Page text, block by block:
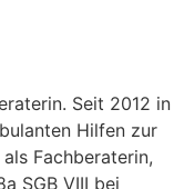
Seit 2012 in
Hilfen zur
Fachberaterin,
SGB VIII bei